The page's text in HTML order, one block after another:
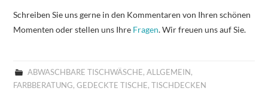
Schreiben Sie uns gerne in den Kommentaren von Ihren schönen
Momenten oder stellen uns Ihre Fragen. Wir freuen uns auf Sie.
ABWASCHBARE TISCHWÄSCHE, ALLGEMEIN ,
FARBBERATUNG,GEDECKTE TISCHE,TISCHDECKEN